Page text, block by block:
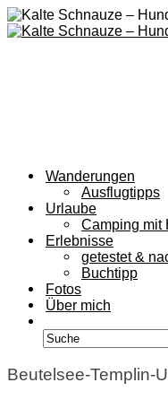
Wanderungen
Ausflugtipps
Urlaube
Camping mit
Erlebnisse
getestet &
Buchtipp
Fotos
Über mich
Beutelsee-Templin-